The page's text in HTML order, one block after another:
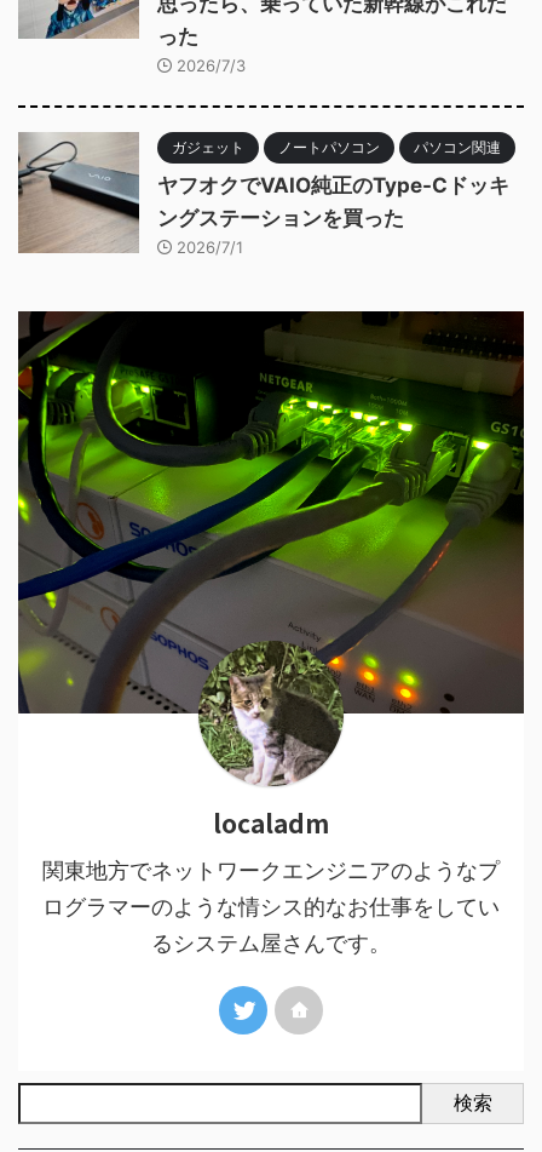
った
2026/7/3
ガジェット ノートパソコン パソコン関連
ヤフオクでVAIO純正のType-Cドッキ
ングステーションを買った
2026/7/1
localadm
関東地方でネットワークエンジニアのようなプ
ログラマーのような情シス的なお仕事をしてい
るシステム屋さんです。
検索